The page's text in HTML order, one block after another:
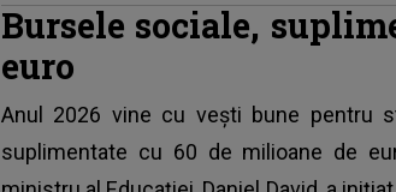
Bursele sociale,
euro
Anul 2026 vine cu vești bune pentru
suplimentate cu 60 de milioane de